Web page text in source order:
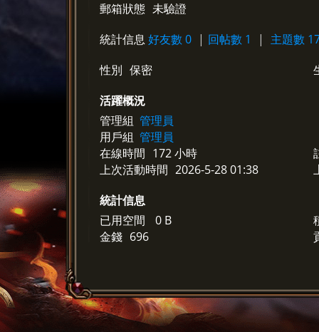
郵箱狀態 未驗證
統計信息 好友數 0 | 回帖數 1 |
主題數
性別 保密
活躍概況
管理組 管理員
用戶組 管理員
在線時間 172 小時
上次活動時間 2026-5-28 01:38
統計信息
已用空間
0 B
金錢 696